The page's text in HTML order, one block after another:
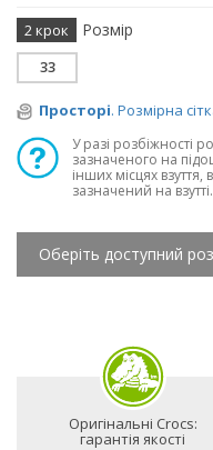
2 крок Розмір
33
Просторі. Розмірна
У разі розбіжності
зазначеного на
інших місцях
зазначений на взутті.
Оберіть доступний
Оригінальні Crocs:
гарантія якості